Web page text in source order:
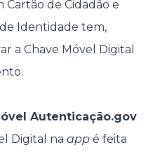
de Cidadão e
Identidade tem,
a Chave Móvel Digital
Autenticação.gov
Digital na appé feita